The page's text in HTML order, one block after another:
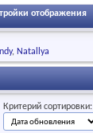
отображения
Natallya
Критерий сортировки: